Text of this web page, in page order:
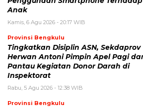
Anak
Kamis, 6 Agu 2026 - 20:17 WIB
Provinsi Bengkulu
Tingkatkan Disiplin ASN, Sekdaprov
Herwan Antoni Pimpin Apel Pagi
Pantau Kegiatan Donor Darah di
Inspektorat
Rabu, 5 Agu 2026 - 12:38 WIB
Provinsi Bengkulu